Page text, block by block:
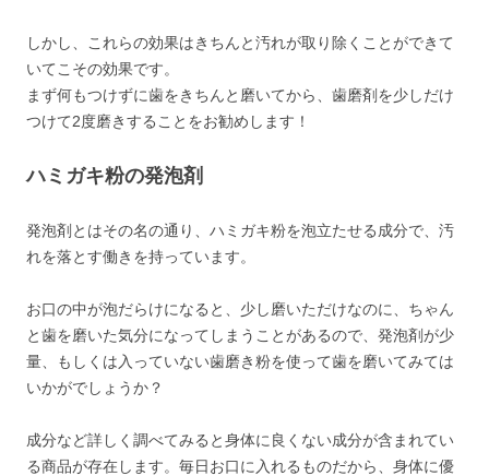
しかし、これらの効果はきちんと汚れが取り除くことができて
いてこその効果です。
まず何もつけずに歯をきちんと磨いてから、歯磨剤を少しだけ
つけて2度磨きすることをお勧めします！
ハミガキ粉の発泡剤
発泡剤とはその名の通り、ハミガキ粉を泡立たせる成分で、汚
れを落とす働きを持っています。
お口の中が泡だらけになると、少し磨いただけなのに、ちゃん
と歯を磨いた気分になってしまうことがあるので、発泡剤が少
量、もしくは入っていない歯磨き粉を使って歯を磨いてみては
いかがでしょうか？
成分など詳しく調べてみると身体に良くない成分が含まれてい
る商品が存在します。毎日お口に入れるものだから、身体に優